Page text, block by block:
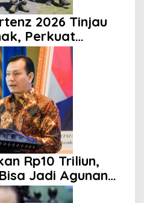
2026 Tinjau
Perkuat
kepada
Rp10 Triliun,
Jadi Agunan